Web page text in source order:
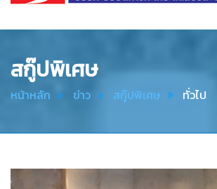
Thai
สกู๊ปพิเศษ
หน้าหลัก ข่าว สกู๊ปพิเศษ ทั่วไป